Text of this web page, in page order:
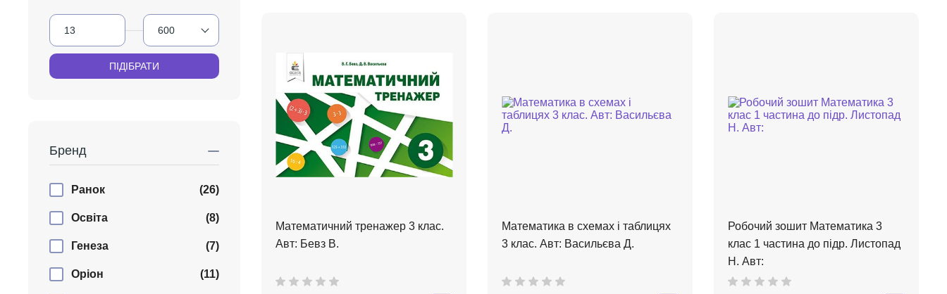
Математичний тренажер 3 клас.
Авт: Бевз В.
Математика в схемах і таблицях
3 клас. Авт: Васильєва Д.
Робочий зошит Математика 3
клас 1 частина до підр. Листопад
Н. Авт:
Бренд
Ранок (26)
Освіта (8)
Генеза (7)
Оріон (11)